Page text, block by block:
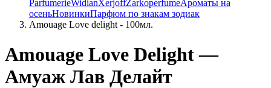
ParfumerieWidianXerjoffZarkoperfumeАроматы на
осеньНовинкиПарфюм по знакам зодиак
Amouage Love delight - 100мл.
Amouage Love Delight —
Амуаж Лав Делайт